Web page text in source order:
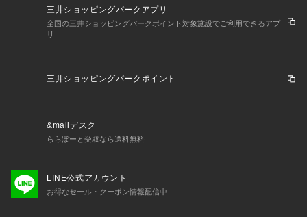
Super Sports XEBIO アウトドアカジュアル小物 アクセサリー
カジュアルバッグ Men's Mens メンズ めんず 男性 スポーツ
アパレル スポーツウェア 黒 ブラック
三井ショッピングパークアプリ
全国の三井ショッピングパークポイント対象施設でご利用できるアプ
リ
三井ショッピングパークポイント
&mallデスク
ららぽーと受取なら送料無料
LINE公式アカウント
お得なセール・クーポン情報配信中